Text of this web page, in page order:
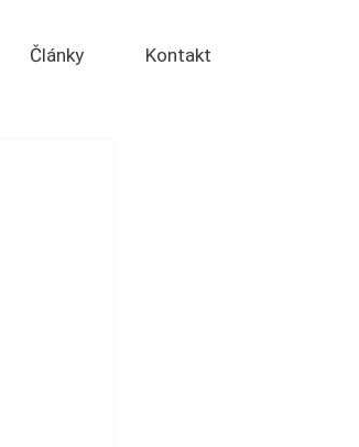
Články Kontakt